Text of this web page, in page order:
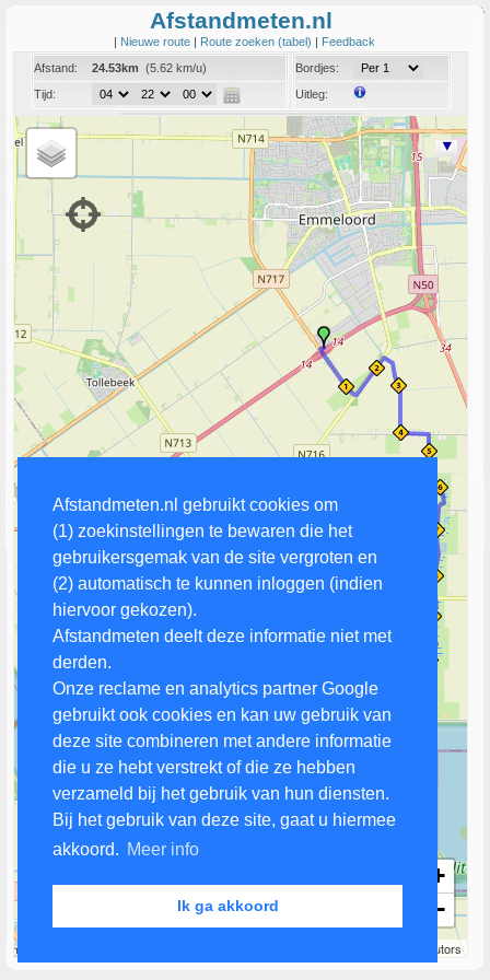
Afstandmeten.nl gebruikt cookies om
(1) zoekinstellingen te bewaren die het
gebruikersgemak van de site vergroten en
(2) automatisch te kunnen inloggen (indien
hiervoor gekozen).
Afstandmeten deelt deze informatie niet met
derden.
Onze reclame en analytics partner Google
gebruikt ook cookies en kan uw gebruik van
deze site combineren met andere informatie
die u ze hebt verstrekt of die ze hebben
verzameld bij het gebruik van hun diensten.
Bij het gebruik van deze site, gaat u hiermee
akkoord. Meer info
Ik ga akkoord
Afstandmeten.nl
| Nieuwe route | Route zoeken (tabel) | Feedback
Afstand:
24.53km (5.62 km/u)
Tijd:
Bordjes:
Uitleg:
Link naar deze route
+
−
contributors